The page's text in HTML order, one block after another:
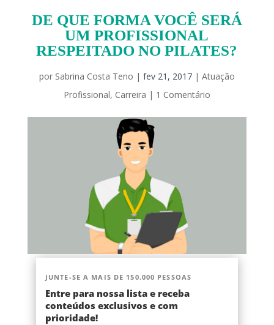
DE QUE FORMA VOCÊ SERÁ
UM PROFISSIONAL
RESPEITADO NO PILATES?
por Sabrina Costa Teno | fev 21, 2017| Atuação
Profissional, Carreira | 1 Comentário
JUNTE-SE A MAIS DE 150.000 PESSOAS
Entre para nossa lista e receba
conteúdos exclusivos e com
prioridade!